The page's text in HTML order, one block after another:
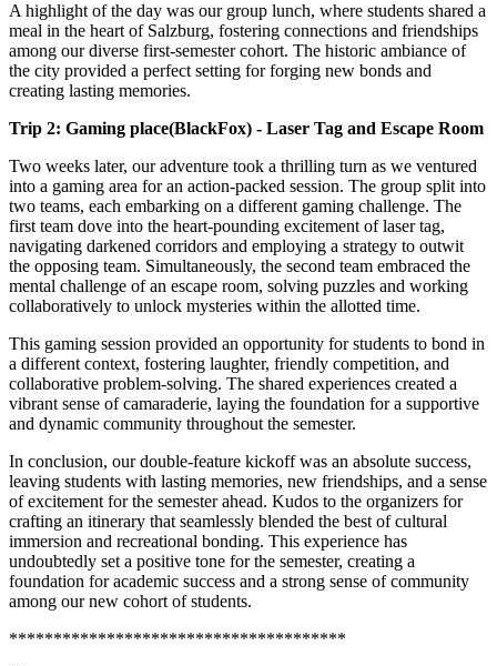
A highlight of the day was our group lunch, where students shared a
meal in the heart of Salzburg, fostering connections and friendships
among our diverse first-semester cohort. The historic ambiance of
the city provided a perfect setting for forging new bonds and
creating lasting memories.
Trip 2: Gaming place(BlackFox) - Laser Tag and Escape Room
Two weeks later, our adventure took a thrilling turn as we ventured
into a gaming area for an action-packed session. The group split into
two teams, each embarking on a different gaming challenge. The
first team dove into the heart-pounding excitement of laser tag,
navigating darkened corridors and employing a strategy to outwit
the opposing team. Simultaneously, the second team embraced the
mental challenge of an escape room, solving puzzles and working
collaboratively to unlock mysteries within the allotted time.
This gaming session provided an opportunity for students to bond in
a different context, fostering laughter, friendly competition, and
collaborative problem-solving. The shared experiences created a
vibrant sense of camaraderie, laying the foundation for a supportive
and dynamic community throughout the semester.
In conclusion, our double-feature kickoff was an absolute success,
leaving students with lasting memories, new friendships, and a sense
of excitement for the semester ahead. Kudos to the organizers for
crafting an itinerary that seamlessly blended the best of cultural
immersion and recreational bonding. This experience has
undoubtedly set a positive tone for the semester, creating a
foundation for academic success and a strong sense of community
among our new cohort of students.
**************************************